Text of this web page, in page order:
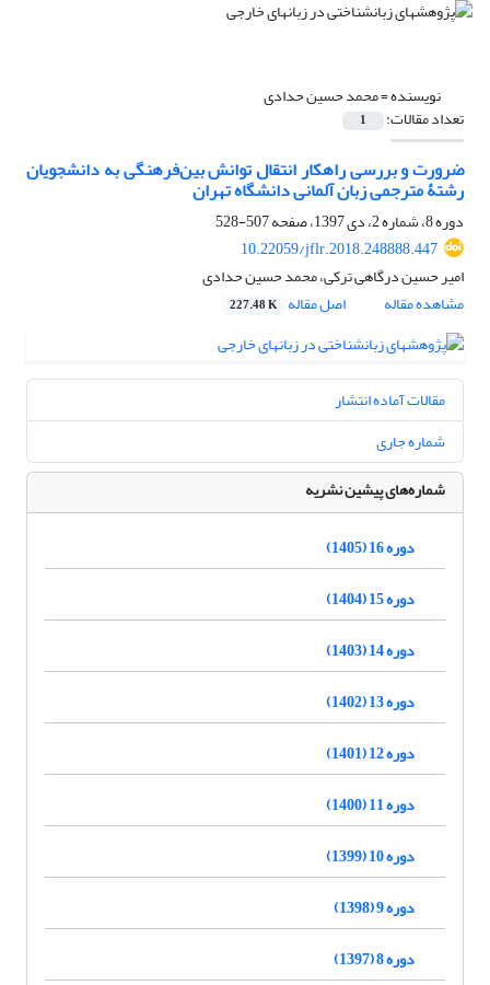
نویسنده =محمد حسین حدادی
تعداد مقالات: 1
ضرورت و بررسی راهکار انتقال توانش بین‌فرهنگی به دانشجویان
رشتۀ مترجمی زبان آلمانی دانشگاه تهران
دوره 8، شماره 2، دی 1397، صفحه
507-528
10.22059/jflr.2018.248888.447
امیر حسین درگاهی ترکی، محمد حسین حدادی
مشاهده مقاله
اصل مقاله 227.48 K
مقالات آماده انتشار
شماره جاری
شماره‌های پیشین نشریه
دوره 16 (1405)
دوره 15 (1404)
دوره 14 (1403)
دوره 13 (1402)
دوره 12 (1401)
دوره 11 (1400)
دوره 10 (1399)
دوره 9 (1398)
دوره 8 (1397)